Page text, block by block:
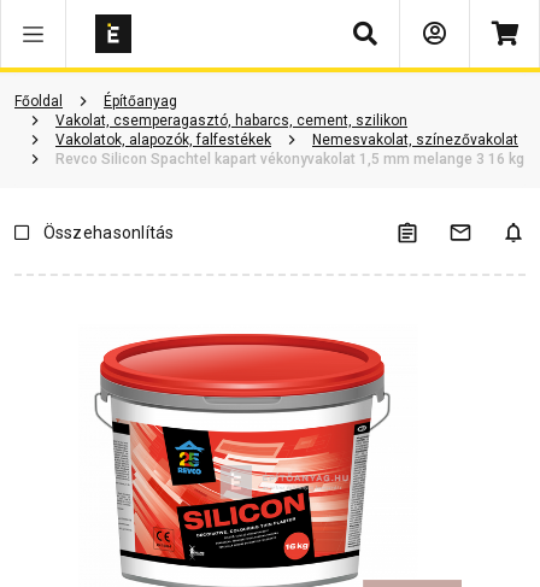
Keresés
Főoldal
Építőanyag
Vakolat, csemperagasztó, habarcs, cement, szilikon
Vakolatok, alapozók, falfestékek
Nemesvakolat, színezővakolat
Revco Silicon Spachtel kapart vékonyvakolat 1,5 mm melange 3 16 kg
Vásárlói vélemények Kérdések és válaszok Kapcsolódó cikkek
Összehasonlítás